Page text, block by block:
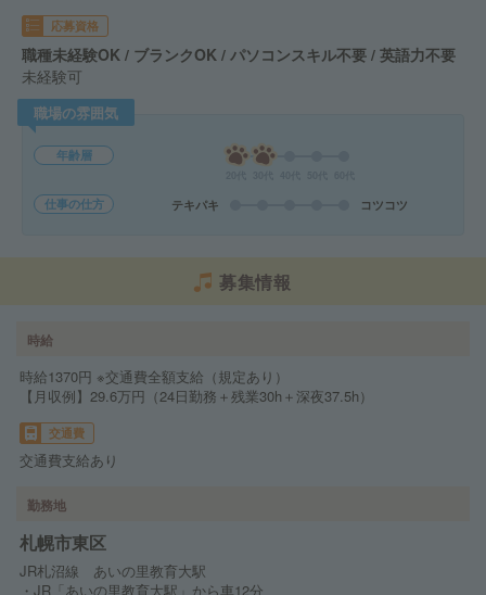
応募資格
職種未経験OK / ブランクOK / パソコンスキル不要 / 英語力不要
未経験可
職場の雰囲気
年齢層
仕事の仕方 テキパキ コツコツ
募集情報
時給
時給1370円 ※交通費全額支給（規定あり）
【月収例】29.6万円（24日勤務＋残業30h＋深夜37.5h）
交通費
交通費支給あり
勤務地
札幌市東区
JR札沼線 あいの里教育大駅
・JR「あいの里教育大駅」から車12分